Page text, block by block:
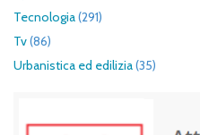
Tecnologia(291)
Tv(86)
Urbanistica ed edilizia(35)